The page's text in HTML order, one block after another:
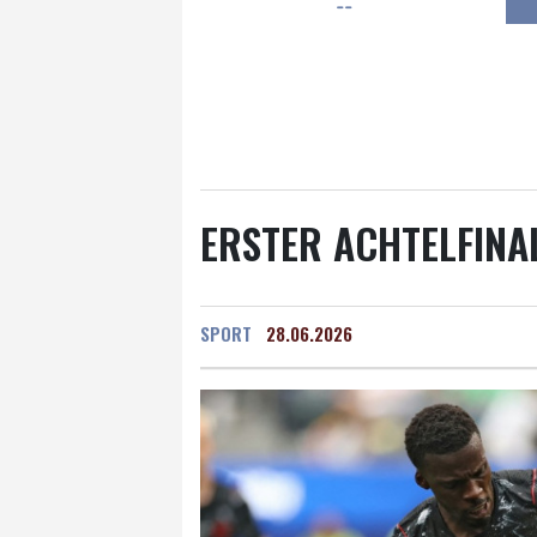
Frankfurt am Main
--
ERSTER
SPORT 28.06.2026